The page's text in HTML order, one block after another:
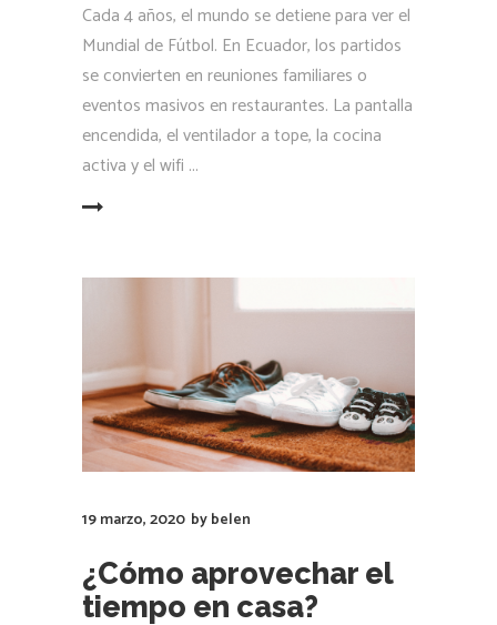
Cada 4 años, el mundo se detiene para ver el
Mundial de Fútbol. En Ecuador, los partidos
se convierten en reuniones familiares o
eventos masivos en restaurantes. La pantalla
encendida, el ventilador a tope, la cocina
activa y el wifi
19 marzo, 2020 bybelen
¿Cómo aprovechar el
tiempo en casa?